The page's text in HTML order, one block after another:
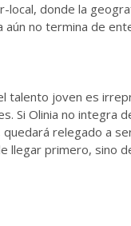
local, donde la
aún no termina de
talento joven es
Si Olinia no integra
relegado a
llegar primero, sino